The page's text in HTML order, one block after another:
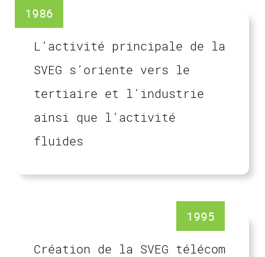
1986
L’activité principale de la
SVEG s’oriente vers le
tertiaire et l’industrie
ainsi que l’activité
fluides
1995
Création de la SVEG télécom